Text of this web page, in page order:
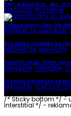
Tipy a inšpirácie, ako si
MAGAZÍN PR článok
Sušené kvety: Ako ich
INŠPIRÁCIA MAGAZÍN
Kreatívne techniky na
INŠPIRÁCIA MAGAZÍN
Toxický vzťah: Tieto
MAGAZÍN PORADŇA
Aj počas karantény sa
MAGAZÍN TLAČOVÉ
/* Sticky bottom */ -
Interstitial */ -